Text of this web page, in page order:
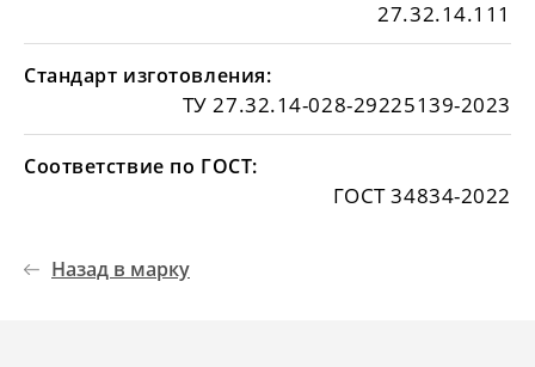
27.32.14.111
Стандарт изготовления:
ТУ 27.32.14-028-29225139-2023
Соответствие по ГОСТ:
ГОСТ 34834-2022
Назад в марку